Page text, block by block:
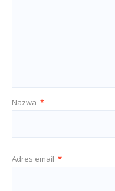
Nazwa *
Adres email *